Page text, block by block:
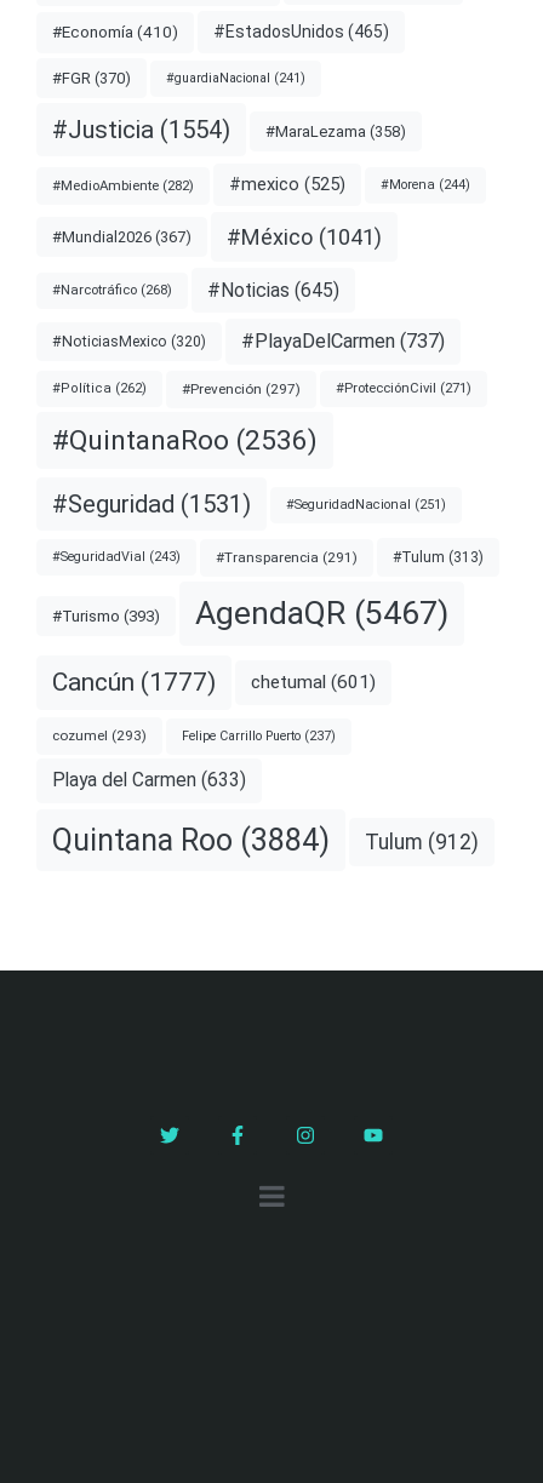
#Economía (410) #EstadosUnidos (465)
#FGR (370) #guardiaNacional (241)
#Justicia (1554) #MaraLezama (358)
#MedioAmbiente (282) #mexico (525) #Morena (244)
#Mundial2026 (367) #México (1041)
#Narcotráfico (268) #Noticias (645)
#NoticiasMexico (320) #PlayaDelCarmen (737)
#Política (262) #Prevención (297) #ProtecciónCivil (271)
#QuintanaRoo (2536)
#Seguridad (1531) #SeguridadNacional (251)
#SeguridadVial (243) #Transparencia (291) #Tulum (313)
#Turismo (393) AgendaQR (5467)
Cancún (1777) chetumal (601)
cozumel (293) Felipe Carrillo Puerto (237)
Playa del Carmen (633)
Quintana Roo (3884) Tulum (912)